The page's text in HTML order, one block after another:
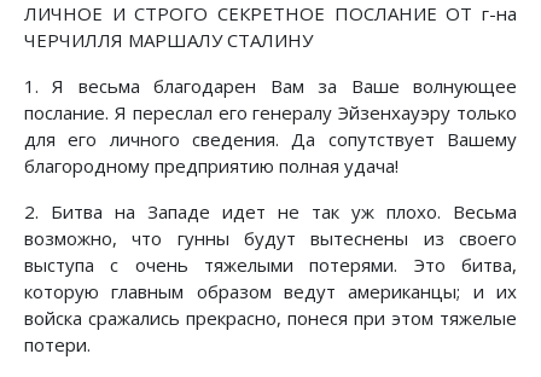
ЛИЧНОЕ И СТРОГО СЕКРЕТНОЕ ПОСЛАНИЕ ОТ г-на
ЧЕРЧИЛЛЯ МАРШАЛУ СТАЛИНУ
1. Я весьма благодарен Вам за Ваше волнующее
послание. Я переслал его генералу Эйзенхауэру только
для его личного сведения. Да сопутствует Вашему
благородному предприятию полная удача!
2. Битва на Западе идет не так уж плохо. Весьма
возможно, что гунны будут вытеснены из своего
выступа с очень тяжелыми потерями. Это битва,
которую главным образом ведут американцы; и их
войска сражались прекрасно, понеся при этом тяжелые
потери.